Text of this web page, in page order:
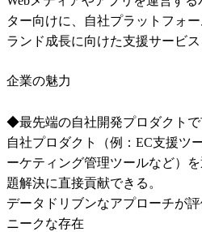
ター向けに、自社プラットフォ
ランド成長に向けた支援サービ
企業の魅力
◆最先端の自社開発プロダクトで
自社プロダクト（例：EC支援ツ
ーケティング管理ツールなど）
題解決に直接貢献できる。
データドリブンなアプローチが
ニークな存在